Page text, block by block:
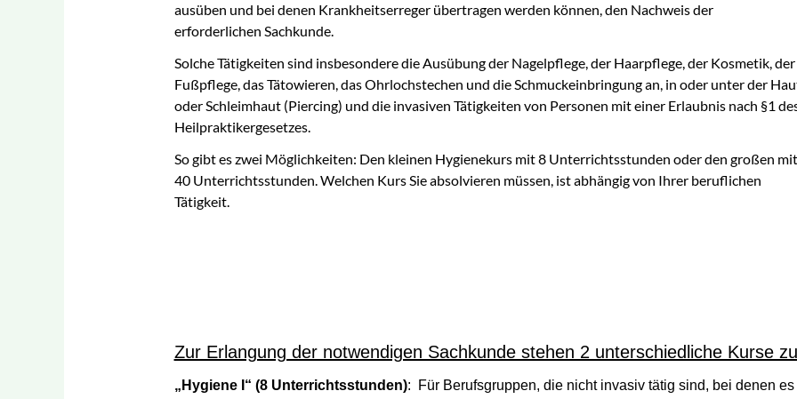
med. Fußpflege
Sachkunde Hygiene I
und II
Wirbelsäulentherapie
ausüben und bei denen Krankheitserreger übertragen werden können, den Nachweis der
erforderlichen Sachkunde.
Solche Tätigkeiten sind insbesondere die Ausübung der Nagelpflege, der Haarpflege, der Kosmetik, der
Fußpflege, das Tätowieren, das Ohrlochstechen und die Schmuckeinbringung an, in oder unter der
oder Schleimhaut (Piercing) und die invasiven Tätigkeiten von Personen mit einer Erlaubnis nach §1
Heilpraktikergesetzes.
So gibt es zwei Möglichkeiten: Den kleinen Hygienekurs mit 8 Unterrichtsstunden oder den großen mit
40 Unterrichtsstunden. Welchen Kurs Sie absolvieren müssen, ist abhängig von Ihrer beruflichen
Tätigkeit.
Zur Erlangung der notwendigen Sachkunde stehen 2 unterschiedliche Kurse
„Hygiene I“ (8 Unterrichtsstunden): Für Berufsgruppen, die nicht invasiv tätig sind, bei denen